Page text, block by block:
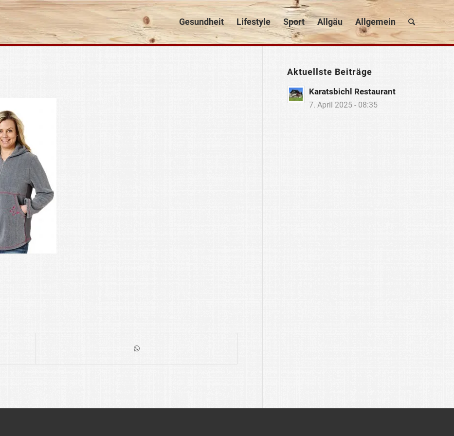
Gesundheit Lifestyle Sport Allgäu Allgemein
Aktuellste Beiträge
Karatsbichl Restaurant
7. April 2025 - 08:35